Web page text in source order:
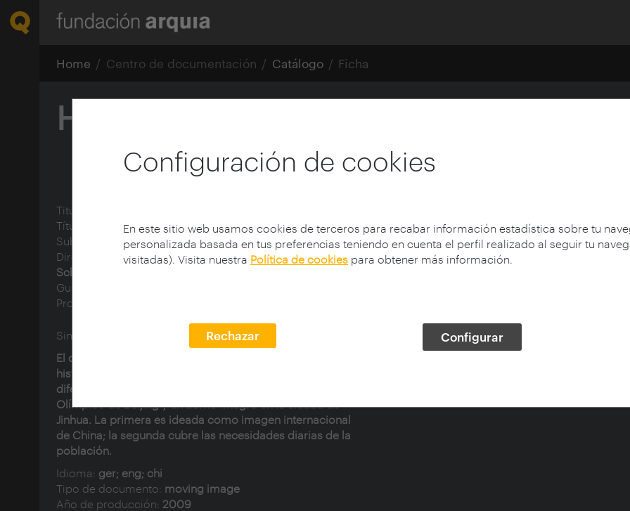
Configuración de cookies
En este sitio web usamos cookies de terceros para recabar información estadística sobre tu
personalizada basada en tus preferencias teniendo en cuenta el perfil realizado al seguir tu
visitadas). Visita nuestra Política de cookies para obtener más información.
Rechazar Configurar
Home Centro de documentación Catálogo Ficha
Herzog & de Meuron
Titulo de la Colección:
Título:
Herzog & de Meuron
Subtítulo:
En China: nido de pájaros
Director de documental: Schaub, Christoph (1958-);
Schindhelm, Michael ‎
Guionista:
Protagonista:
Sinopsis:
El documental
historia de la construcción de dos proyectos muy
diferentes de los arquitectos suizos en China: el Estadio
Olímpico de Beijing y un barrio íntegro en la ciudad de
Jinhua. La primera es ideada como imagen internacional
de China; la segunda cubre las necesidades diarias de la
población.
Idioma: ger; eng; chi
Tipo de documento: moving image
Año de producción: 2009